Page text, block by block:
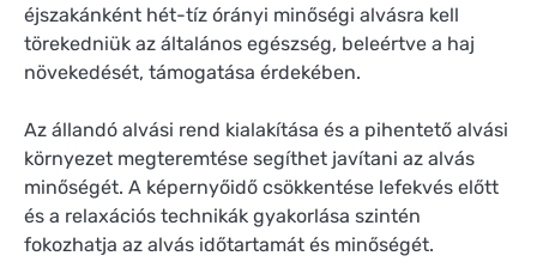
éjszakánként hét-tíz órányi minőségi alvásra kell
törekedniük az általános egészség, beleértve a haj
növekedését, támogatása érdekében.
Az állandó alvási rend kialakítása és a pihentető alvási
környezet megteremtése segíthet javítani az alvás
minőségét. A képernyőidő csökkentése lefekvés előtt
és a relaxációs technikák gyakorlása szintén
fokozhatja az alvás időtartamát és minőségét.